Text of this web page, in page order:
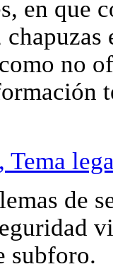
en que
no
de
subforo.